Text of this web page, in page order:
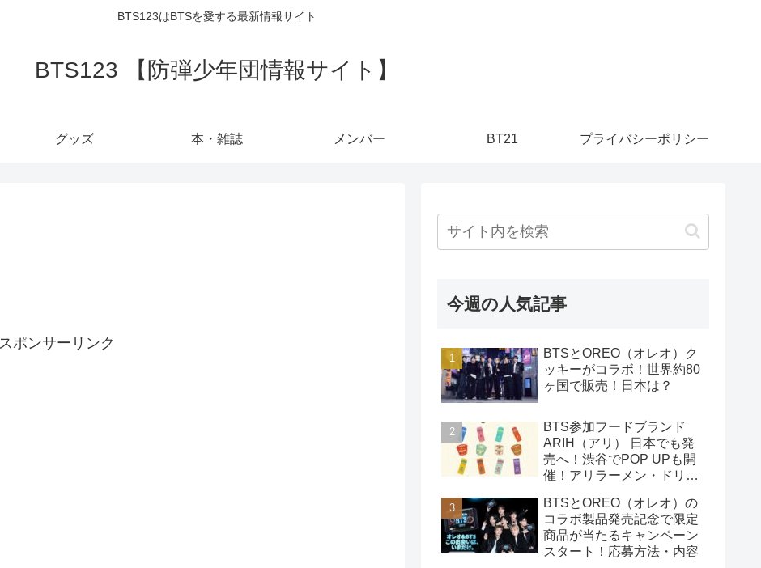
BTS123はBTSを愛する最新情報サイト
BTS123 【防弾少年団情報サイト】
グッズ 本・雑誌 メンバー BT21 プライバシーポリシー
スポンサーリンク
今週の人気記事
BTSとOREO（オレオ）ク
ッキーがコラボ！世界約80
ヶ国で販売！日本は？
BTS参加フードブランド
ARIH（アリ） 日本でも発
売へ！渋谷でPOP UPも開
催！アリラーメン・ドリン
BTSとOREO（オレオ）の
コラボ製品発売記念で限定
商品が当たるキャンペーン
スタート！応募方法・内容